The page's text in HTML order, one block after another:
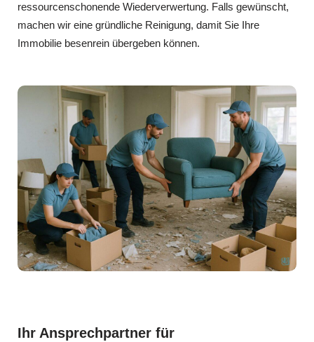
ressourcenschonende Wiederverwertung. Falls gewünscht,
machen wir eine gründliche Reinigung, damit Sie Ihre
Immobilie besenrein übergeben können.
Ihr Ansprechpartner für